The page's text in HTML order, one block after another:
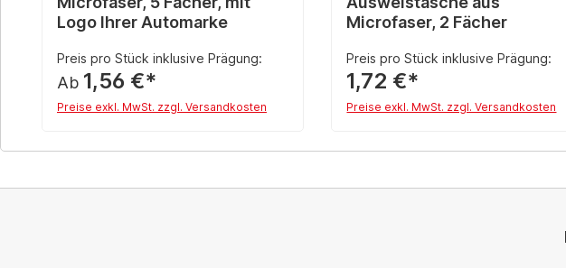
Logo Ihrer Automarke
Preis pro Stück inklusive Prägung:
Ab 1,56 €*
Preise exkl. MwSt. zzgl. Versandkosten
Details
Microfaser, 2 Fächer
Preis pro Stück inklusive Prägung:
1,72 €*
Preise exkl. MwSt. zzgl. Versandkosten
Details